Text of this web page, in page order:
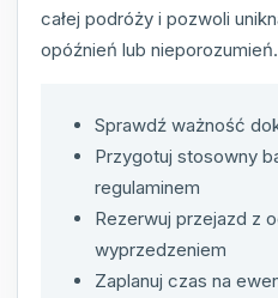
całej podróży i pozwoli
opóźnień lub nieporozumień.
Sprawdź ważność
Przygotuj stosowny
regulaminem
Rezerwuj przejazd z
wyprzedzeniem
Zaplanuj czas na